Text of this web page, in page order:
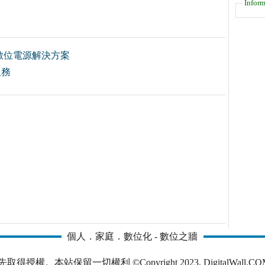
電源解決方案
個人．家庭．數位化 - 數位之牆
取得授權。本站保留一切權利 ©Copyright 2023,